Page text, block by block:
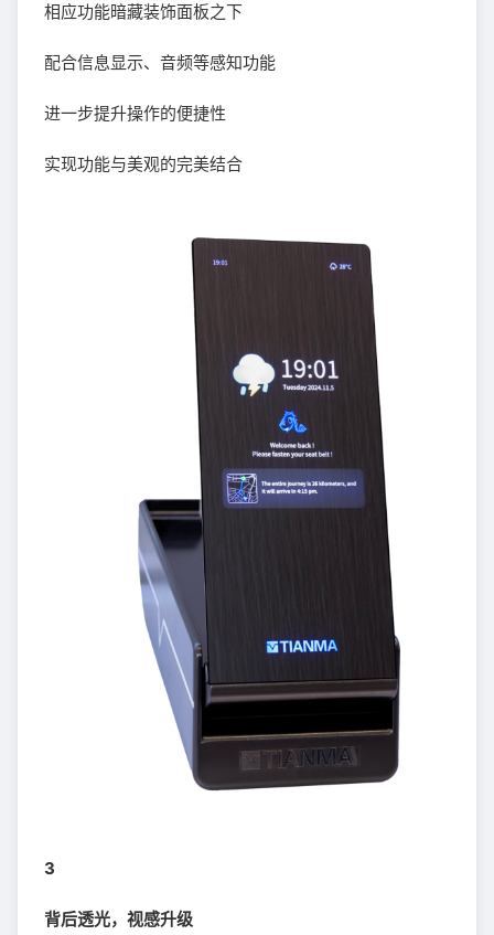
相应功能暗藏装饰面板之下
配合信息显示、音频等感知功能
进一步提升操作的便捷性
实现功能与美观的完美结合
3
背后透光，视感升级